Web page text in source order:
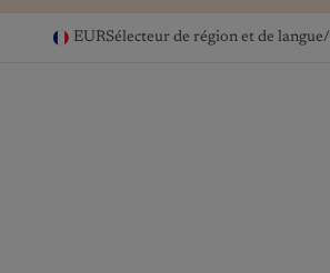
EURSélecteur de région et de langue/